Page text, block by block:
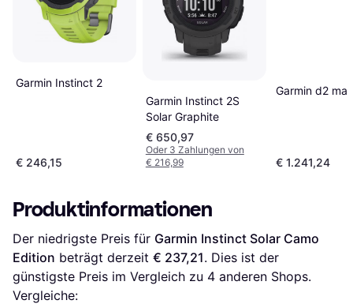
Garmin Instinct 2
€ 246,15
Garmin Instinct 2S
Solar Graphite
€ 650,97
Oder 3 Zahlungen von
€ 216,99
Garmin d2
€ 1.241,24
Produktinformationen
Der niedrigste Preis für Garmin Instinct Solar Camo
Edition beträgt derzeit € 237,21. Dies ist der
günstigste Preis im Vergleich zu 4 anderen Shops.
Vergleiche: